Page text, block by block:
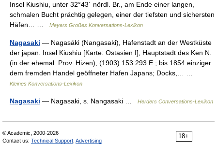
Insel Kiushiu, unter 32°43´ nördl. Br., am Ende einer langen,
schmalen Bucht prächtig gelegen, einer der tiefsten und sichersten
Häfen… …
Meyers Großes Konversations-Lexikon
Nagasaki — Nagasāki (Nangasaki), Hafenstadt an der Westküste
der japan. Insel Kiushiu [Karte: Ostasien I], Hauptstadt des Ken N.
(in der ehemal. Prov. Hizen), (1903) 153.293 E.; bis 1854 einziger
dem fremden Handel geöffneter Hafen Japans; Docks,… …
Kleines Konversations-Lexikon
Nagasaki — Nagasaki, s. Nangasaki … Herders Conversations-Lexikon
18+
© Academic, 2000-2026
Contact us: Technical Support Advertising